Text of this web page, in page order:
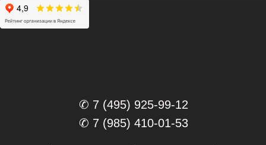
✆ 7 (495) 925-99-12
✆ 7 (985) 410-01-53